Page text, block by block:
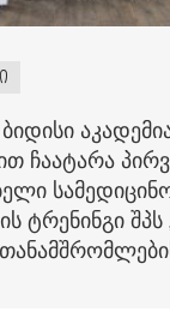
ჩაატარა
ტრენინგი შპს